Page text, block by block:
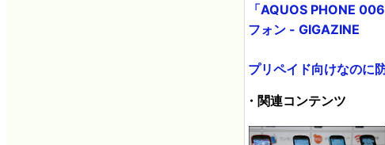
「AQUOS PHONE
フォン - GIGAZINE
プリペイド向けなのに
・関連コンテンツ